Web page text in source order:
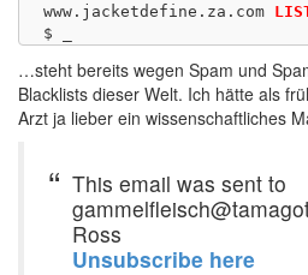
…steht bereits wegen Spam und
Blacklists dieser Welt. Ich hätte als
Arzt ja lieber ein wissenschaftliches
This email was sent to
Ross
Unsubscribe here